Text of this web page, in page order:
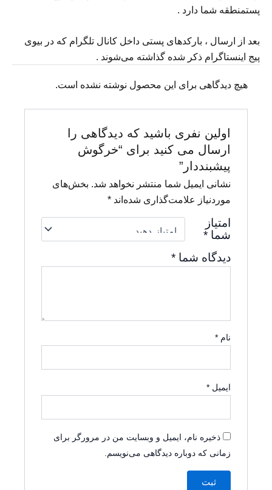
پستمنطقه شما دارد .
بعد از ارسال ، بارکدهای پستی داخل کانال تلگرام که در بیوی
پیج اینستاگرام ذکر شده گذاشته می‌شوند .
هیچ دیدگاهی برای این محصول نوشته نشده است.
اولین نفری باشید که دیدگاهی را
ارسال می کنید برای “خرگوش
پیشبنددار”
نشانی ایمیل شما منتشر نخواهد شد. بخش‌های
موردنیاز علامت‌گذاری شده‌اند *
امتیاز
شما *
دیدگاه شما *
نام *
ایمیل *
ذخیره نام، ایمیل و وبسایت من در مرورگر برای
زمانی که دوباره دیدگاهی می‌نویسم.